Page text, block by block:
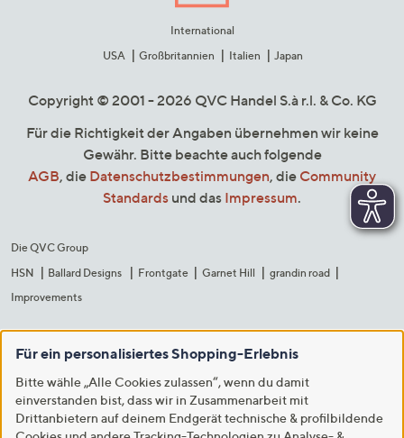
International
USA
Großbritannien Italien Japan
Copyright © 2001 - 2026 QVC Handel S.à r.l. & Co. KG
Für die Richtigkeit der Angaben übernehmen wir keine
Gewähr. Bitte beachte auch folgende
AGB, die Datenschutzbestimmungen, die Community
Standards und das Impressum.
Die QVC Group
HSN
Ballard Designs Frontgate Garnet Hill
grandin road
Improvements
Für ein personalisiertes Shopping-Erlebnis
Bitte wähle „Alle Cookies zulassen“, wenn du damit
einverstanden bist, dass wir in Zusammenarbeit mit
Drittanbietern auf deinem Endgerät technische & profilbildende